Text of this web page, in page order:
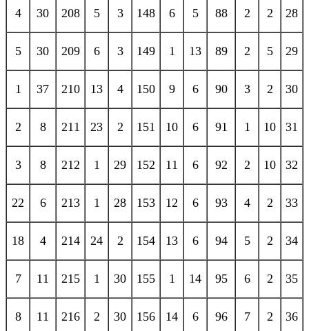
28
2
2
88
5
6
148
3
5
208
30
4
29
5
2
89
13
1
149
3
6
209
30
5
30
2
3
90
6
9
150
4
13
210
37
1
31
10
1
91
6
10
151
2
23
211
8
2
32
10
2
92
6
11
152
29
1
212
8
3
33
2
4
93
6
12
153
28
1
213
6
22
34
2
5
94
6
13
154
2
24
214
4
18
35
2
6
95
14
1
155
30
1
215
11
7
36
2
7
96
6
14
156
30
2
216
11
8